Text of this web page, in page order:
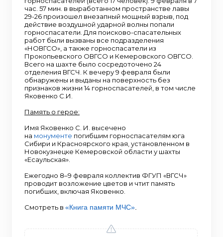
час. 57 мин. в выработанном пространстве лавы
29-26 произошел внезапный мощный взрыв, под
действие воздушной ударной волны попали
горноспасатели. Для поисково-спасательных
работ были вызваны все подразделения
«НОВГСО», а также горноспасатели из
Прокопьевского ОВГСО и Кемеровского ОВГСО.
Всего на шахте было сосредоточено 24
отделения ВГСЧ. К вечеру 9 февраля были
обнаружены и выданы на поверхность без
признаков жизни 14 горноспасателей, в том числе
Яковенко С.И.
Память о герое:
Имя Яковенко С. И. высечено
на монументе погибшим горноспасателям юга
Сибири и Красноярского края, установленном в
Новокузнецке Кемеровской области у шахты
«Есаульская».
Ежегодно 8–9 февраля коллектив ФГУП «ВГСЧ»
проводит возложение цветов и чтит память
погибших, включая Яковенко.
Смотреть в «Книга памяти МЧС»